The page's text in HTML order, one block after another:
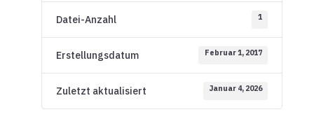
Datei-Anzahl 1
Erstellungsdatum Februar 1, 2017
Zuletzt aktualisiert Januar 4, 2026